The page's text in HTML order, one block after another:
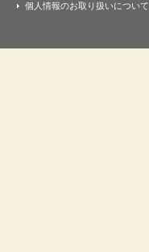
個人情報のお取り扱いについて